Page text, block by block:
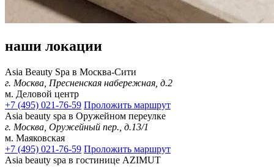
наши локации
Asia Beauty Spa в Москва-Сити
г. Москва, Пресненская набережная, д.2
м. Деловой центр
+7 (495) 021-76-59 Проложить маршрут
Asia beauty spa в Оружейном переулке
г. Москва, Оружейный пер., д.13/1
м. Маяковская
+7 (495) 021-76-59 Проложить маршрут
Asia beauty spa в гостинице AZIMUT